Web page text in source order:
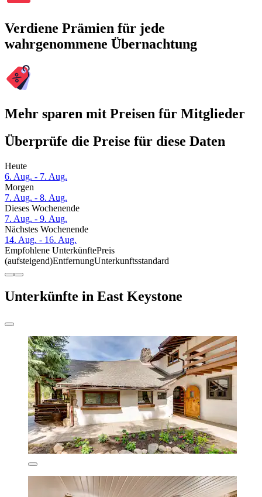
Verdiene Prämien für jede
wahrgenommene Übernachtung
Mehr sparen mit Preisen für Mitglieder
Überprüfe die Preise für diese Daten
Heute
6. Aug. - 7. Aug.
Morgen
7. Aug. - 8. Aug.
Dieses Wochenende
7. Aug. - 9. Aug.
Nächstes Wochenende
14. Aug. - 16. Aug.
Empfohlene UnterkünftePreis
(aufsteigend)EntfernungUnterkunftsstandard
Unterkünfte in East Keystone